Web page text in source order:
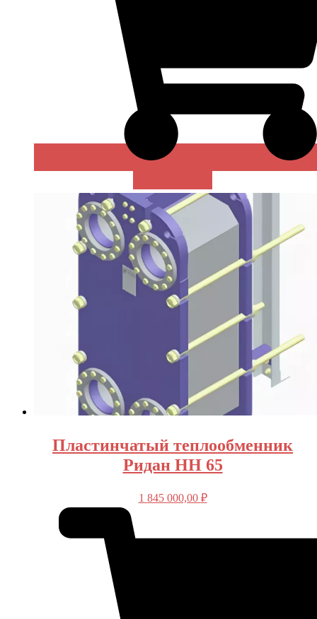
Пластинчатый теплообменник
Ридан НН 65
1 845 000,00 ₽